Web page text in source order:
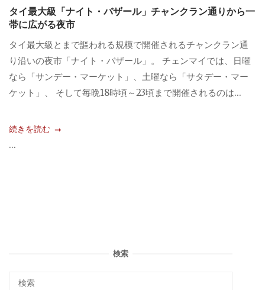
タイ最大級「ナイト・バザール」チャンクラン通りから一
帯に広がる夜市
タイ最大級とまで謳われる規模で開催されるチャンクラン通
り沿いの夜市「ナイト・バザール」。 チェンマイでは、日曜
なら「サンデー・マーケット」、土曜なら「サタデー・マー
ケット」、 そして毎晩18時頃～23頃まで開催されるのは...
続きを読む
...
検索